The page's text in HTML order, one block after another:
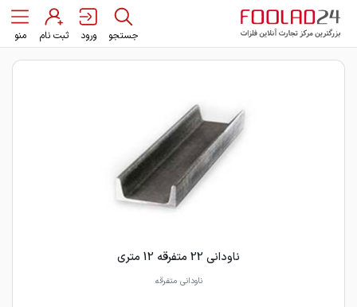
جستجو ورود ثبت نام منو
ناودانی 22 متفرقه 12 متری
ناودانی متفرقه